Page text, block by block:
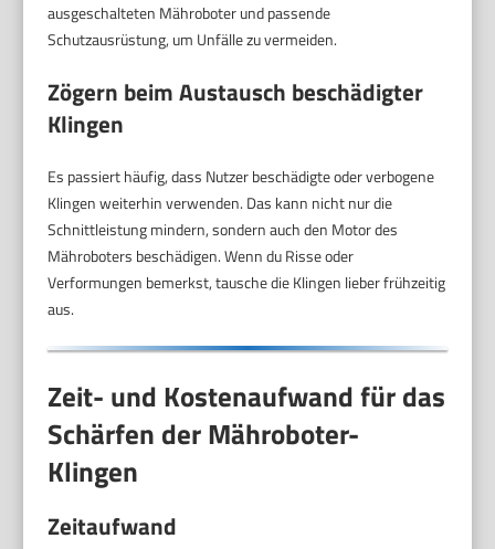
ausgeschalteten Mähroboter und passende
Schutzausrüstung, um Unfälle zu vermeiden.
Zögern beim Austausch beschädigter
Klingen
Es passiert häufig, dass Nutzer beschädigte oder verbogene
Klingen weiterhin verwenden. Das kann nicht nur die
Schnittleistung mindern, sondern auch den Motor des
Mähroboters beschädigen. Wenn du Risse oder
Verformungen bemerkst, tausche die Klingen lieber frühzeitig
aus.
Zeit- und Kostenaufwand für das
Schärfen der Mähroboter-
Klingen
Zeitaufwand